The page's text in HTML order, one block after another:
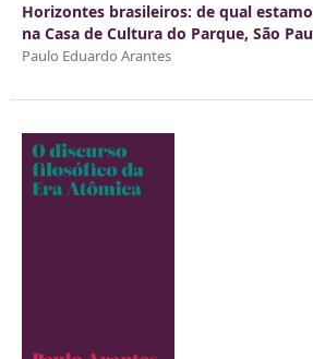
Horizontes brasileiros: de qual
Paulo Eduardo Arantes